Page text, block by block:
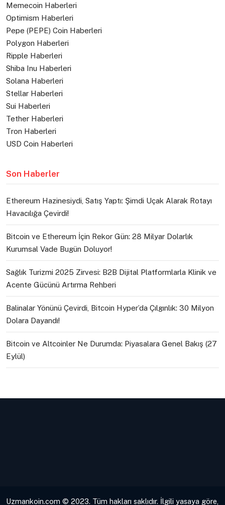
Memecoin Haberleri
Optimism Haberleri
Pepe (PEPE) Coin Haberleri
Polygon Haberleri
Ripple Haberleri
Shiba Inu Haberleri
Solana Haberleri
Stellar Haberleri
Sui Haberleri
Tether Haberleri
Tron Haberleri
USD Coin Haberleri
Son Haberler
Ethereum Hazinesiydi, Satış Yaptı: Şimdi Uçak Alarak Rotayı
Havacılığa Çevirdi!
Bitcoin ve Ethereum İçin Rekor Gün: 28 Milyar Dolarlık
Kurumsal Vade Bugün Doluyor!
Sağlık Turizmi 2025 Zirvesi: B2B Dijital Platformlarla Klinik ve
Acente Gücünü Artırma Rehberi
Balinalar Yönünü Çevirdi, Bitcoin Hyper’da Çılgınlık: 30 Milyon
Dolara Dayandı!
Bitcoin ve Altcoinler Ne Durumda: Piyasalara Genel Bakış (27
Eylül)
Uzmankoin.com © 2023. Tüm hakları saklıdır. İlgili yasaya göre,